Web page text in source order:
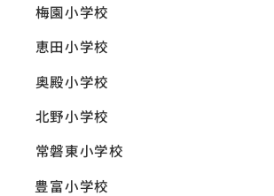
梅園小学校
恵田小学校
奥殿小学校
北野小学校
常磐東小学校
豊富小学校